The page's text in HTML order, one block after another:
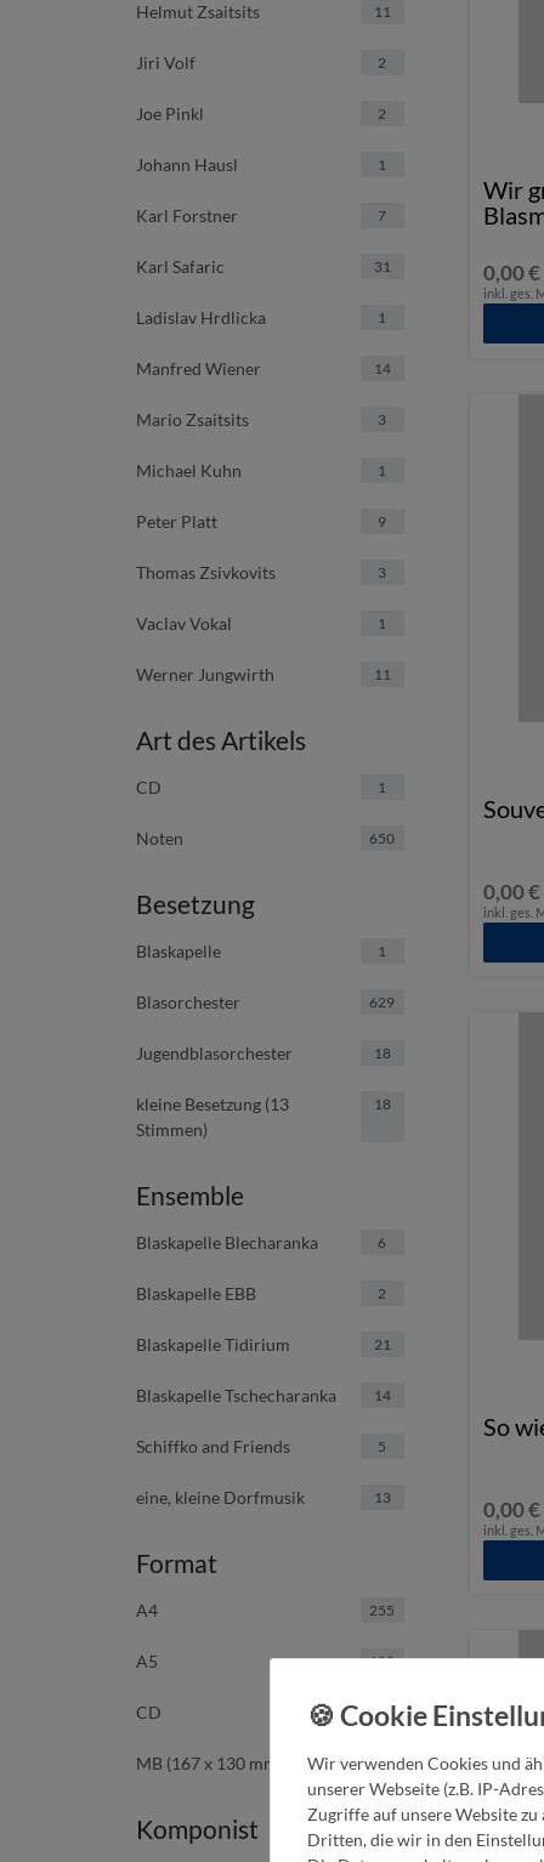
Helmut Zsaitsits 11
Jiri Volf 2
Joe Pinkl 2
Johann Hausl 1
Karl Forstner 7
Karl Safaric 31
Ladislav Hrdlicka 1
Manfred Wiener 14
Mario Zsaitsits 3
Michael Kuhn 1
Peter Platt 9
Thomas Zsivkovits 3
Vaclav Vokal 1
Werner Jungwirth 11
Art des Artikels
CD 1
Noten 650
Besetzung
Blaskapelle 1
Blasorchester 629
Jugendblasorchester 18
kleine Besetzung (13
Stimmen)
18
Ensemble
Blaskapelle Blecharanka 6
Blaskapelle EBB 2
Blaskapelle Tidirium 21
Blaskapelle Tschecharanka 14
Schiffko and Friends 5
eine, kleine Dorfmusik 13
Format
A4 255
A5 100
CD 1
MB (167 x 130 mm) 295
Komponist
Wir
0,00 €
inkl. ges.
0,00 €
inkl. ges.
So
0,00 €
inkl. ges.
Wir verwenden Cookies und
unserer Webseite (z.B. IP-
Zugriffe auf unsere Website
Dritten, die wir in den